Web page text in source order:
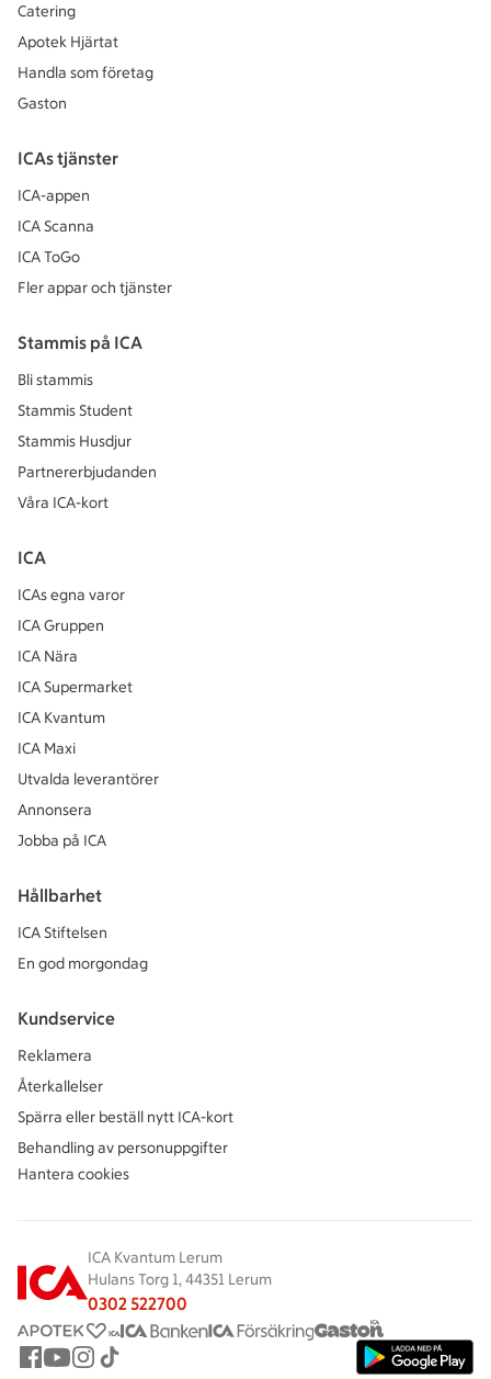
Catering
Apotek Hjärtat
Handla som företag
Gaston
ICAs tjänster
ICA-appen
ICA Scanna
ICA ToGo
Fler appar och tjänster
Stammis på ICA
Bli stammis
Stammis Student
Stammis Husdjur
Partnererbjudanden
Våra ICA-kort
ICA
ICAs egna varor
ICA Gruppen
ICA Nära
ICA Supermarket
ICA Kvantum
ICA Maxi
Utvalda leverantörer
Annonsera
Jobba på ICA
Hållbarhet
ICA Stiftelsen
En god morgondag
Kundservice
Reklamera
Återkallelser
Spärra eller beställ nytt ICA-kort
Behandling av personuppgifter
Hantera cookies
ICA Kvantum Lerum
Hulans Torg 1, 44351 Lerum
0302 522700